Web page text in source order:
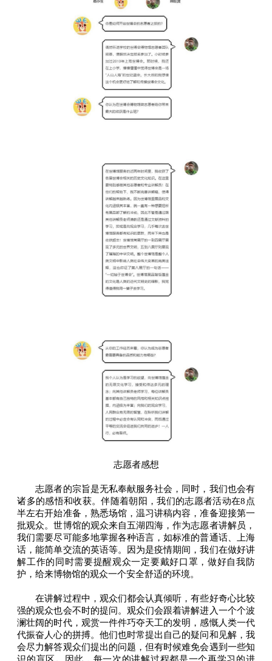
志愿者感想
志愿者的宗旨是无私奉献服务社会，同时，我们也会有
诸多的感悟和收获。伴随着朝阳，我们的志愿者活动在8点
半左右开始准备，熟悉场馆，温习讲稿内容，准备迎接第一
批观众。世博馆的观众来自五湖四海，作为志愿者讲解员，
我们需要尽可能多地掌握各种语言，如标准的普通话、上海
话，能简单交流的英语等。因为是疫情期间，我们在做好讲
解工作的同时需要提醒观众一定要戴好口罩，做好自我防
护，给来博物馆的观众一个安全舒适的环境。
在讲解过程中，观众们都会认真倾听，有些好奇心比较
强的观众也会不时的提问。观众们会跟着讲解进入一个个波
澜壮阔的时代，观赏一件件巧夺天工的发明，感慨人类一代
代振奋人心的拼搏。他们也时常提出自己的疑问和见解，我
会尽力解答观众们提出的问题，但有时候难免会遇到一些知